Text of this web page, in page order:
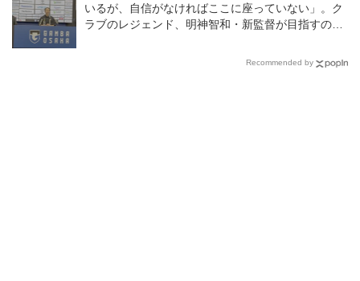
いるが、自信がなければここに座っていない」。ク
ラブのレジェンド、明神智和・新監督が目指すのは
Recommended by